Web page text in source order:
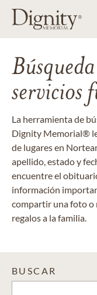
servicios
La herramienta de
Dignity Memorial®
de lugares en
apellido, estado y
encuentre el
información
compartir una foto o
regalos a la familia.
BUSCAR